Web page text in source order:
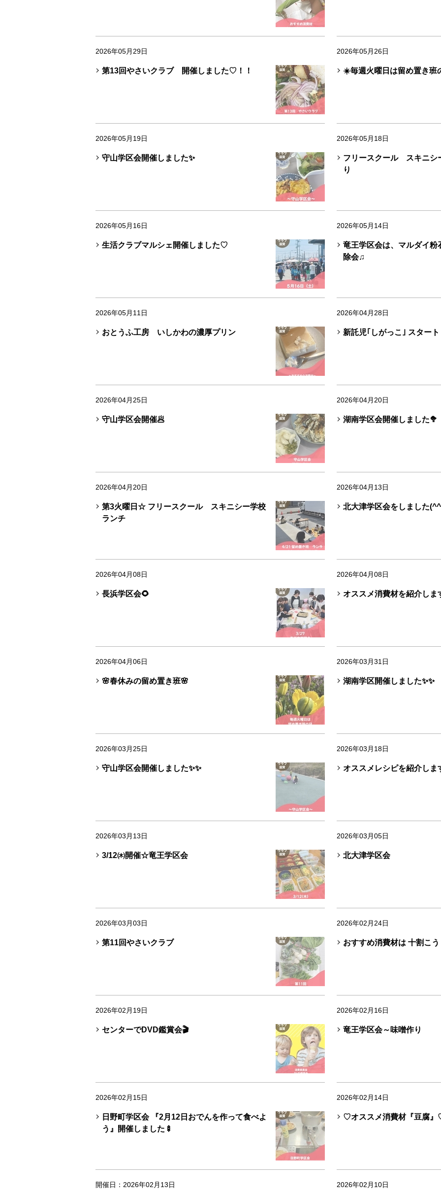
2026年05月29日
第13回やさいクラブ 開催しました♡！！
2026年05月26日
☀️毎週火曜日は留め置き班
2026年05月19日
守山学区会開催しました✨
2026年05月18日
フリースクール スキニシ
り
2026年05月16日
生活クラブマルシェ開催しました♡
2026年05月14日
竜王学区会は、マルダイ粉
除会♫
2026年05月11日
おとうふ工房 いしかわの濃厚プリン
2026年04月28日
新託児｢しがっこ｣ スター
2026年04月25日
守山学区会開催🥟
2026年04月20日
湖南学区会開催しました🥦
2026年04月20日
第3火曜日☆ フリースクール スキニシー学校
ランチ
2026年04月13日
北大津学区会をしました
2026年04月08日
長浜学区会🌻
2026年04月08日
オススメ消費材を紹介し
2026年04月06日
🌸春休みの留め置き班🌸
2026年03月31日
湖南学区開催しました✨✨
2026年03月25日
守山学区会開催しました✨✨
2026年03月18日
オススメレシピを紹介しま
2026年03月13日
3/12㈭開催☆竜王学区会
2026年03月05日
北大津学区会
2026年03月03日
第11回やさいクラブ
2026年02月24日
おすすめ消費材は 十割こ
2026年02月19日
センターでDVD鑑賞会🎬
2026年02月16日
竜王学区会～味噌作り
2026年02月15日
日野町学区会 『2月12日おでんを作って食べよ
う』開催しました🍢
2026年02月14日
♡オススメ消費材『豆腐
開催日：2026年02月13日 2026年02月10日